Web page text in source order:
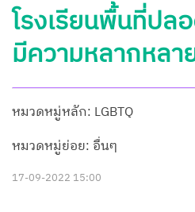
โรงเรียนพื้นที่ป
มีความหลากหลา
หมวดหมู่หลัก: LGBTQ
หมวดหมู่ย่อย: อื่นๆ
17-09-2022 15:00